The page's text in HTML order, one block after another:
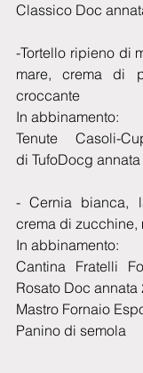
Classico Doc
-Tortello ripieno di
mare, crema di
croccante
In abbinamento:
Tenute Casoli-
di TufoDocg
- Cernia bianca,
crema di zucchine,
In abbinamento:
Cantina Fratelli
Rosato Doc annata
Mastro Fornaio
Panino di semola